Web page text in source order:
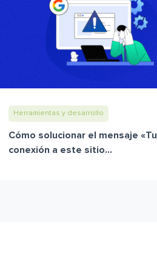
Herramientas y desarrollo
Cómo solucionar el mensaje «Tu
conexión a este sitio...